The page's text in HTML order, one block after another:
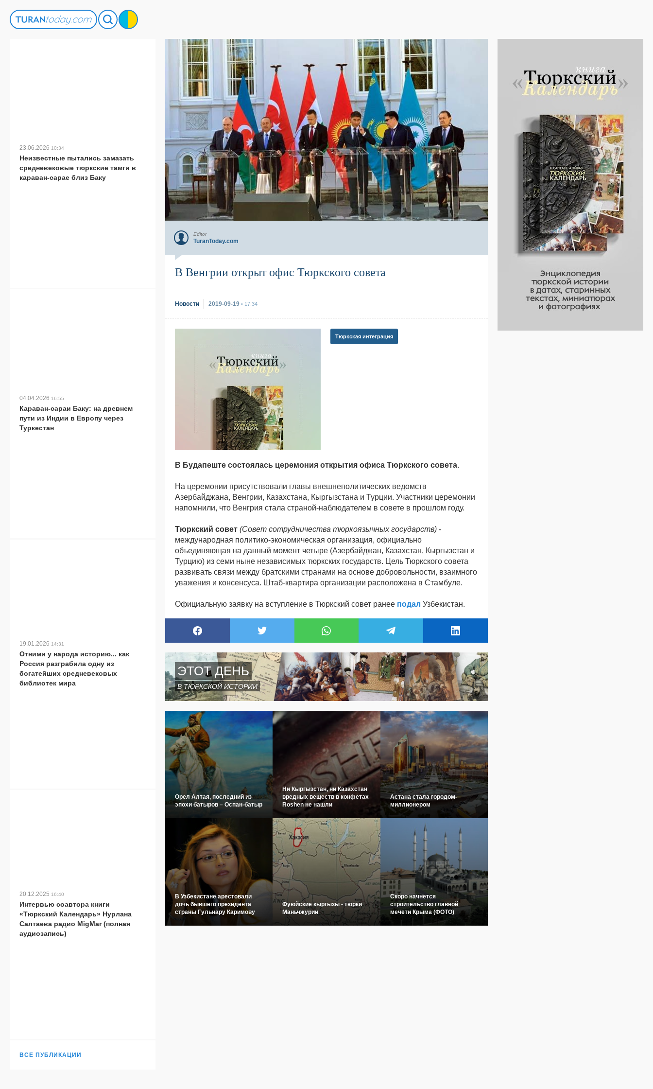
Editor
TuranToday.com
В Венгрии открыт офис Тюркского совета
Новости 2019-09-19 • 17:34
Тюркская интеграция
В Будапеште состоялась церемония открытия офиса Тюркского совета.
На церемонии присутствовали главы внешнеполитических ведомств
Азербайджана, Венгрии, Казахстана, Кыргызстана и Турции. Участники церемонии
напомнили, что Венгрия стала страной-наблюдателем в совете в прошлом году.
Тюркский совет (Совет сотрудничества тюркоязычных государств) -
международная политико-экономическая организация, официально
объединяющая на данный момент четыре (Азербайджан, Казахстан, Кыргызстан и
Турцию) из семи ныне независимых тюркских государств. Цель Тюркского совета
развивать связи между братскими странами на основе добровольности, взаимного
уважения и консенсуса. Штаб-квартира организации расположена в Стамбуле.
Официальную заявку на вступление в Тюркский совет ранее подал Узбекистан.
ЭТОТ ДЕНЬ
В ТЮРКСКОЙ ИСТОРИИ
Орел Алтая, последний из
эпохи батыров – Оспан-батыр
Ни Кыргызстан, ни Казахстан
вредных веществ в конфетах
Roshen не нашли
Астана стала городом-
миллионером
В Узбекистане арестовали
дочь бывшего президента
страны Гульнару Каримову
Фуюйские кыргызы - тюрки
Маньчжурии
Скоро начнется
строительство главной
мечети Крыма (ФОТО)
23.06.2026 10:34
Неизвестные пытались замазать
средневековые тюркские тамги в
караван-сарае близ Баку
04.04.2026 16:55
Караван-сараи Баку: на древнем
пути из Индии в Европу через
Туркестан
19.01.2026 14:31
Отними у народа историю... как
Россия разграбила одну из
богатейших средневековых
библиотек мира
20.12.2025 16:40
Интервью соавтора книги
«Тюркский Календарь» Нурлана
Салтаева радио MigMar (полная
аудиозапись)
ВСЕ ПУБЛИКАЦИИ